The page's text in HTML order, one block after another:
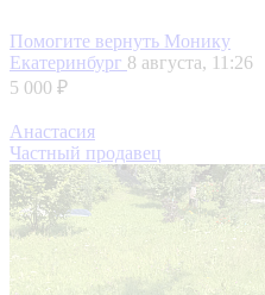
Помогите вернуть Монику
Екатеринбург 8 августа, 11:26
5 000 ₽
Анастасия
Частный продавец